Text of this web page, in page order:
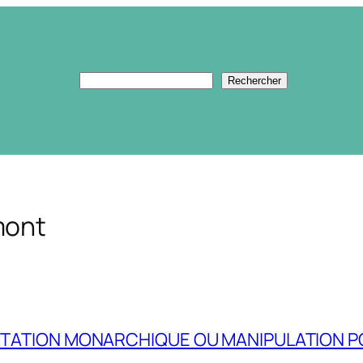
Rechercher Rechercher
MONARCHIQUE OU MANIPULATION